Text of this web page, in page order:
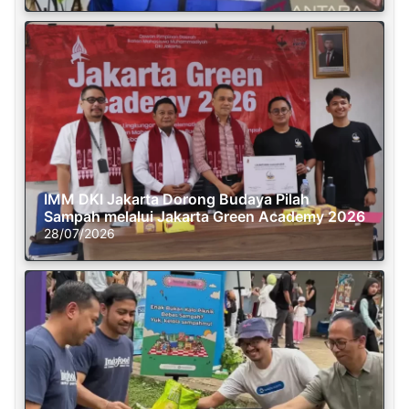
IMM DKI Jakarta Dorong Budaya Pilah
Sampah melalui Jakarta Green Academy 2026
28/07/2026